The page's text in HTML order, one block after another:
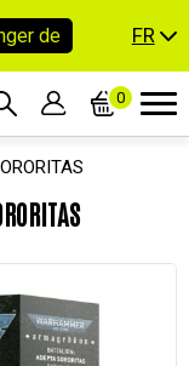
de FR
0